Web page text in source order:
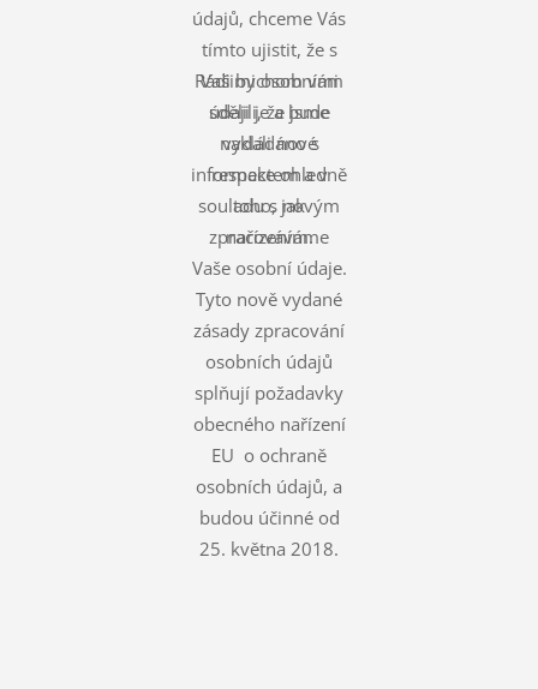
údajů, chceme Vás
tímto ujistit, že s
Vašimi osobními
údaji je a bude
nakládáno s
respektem a v
souladu s novým
nařízením.
Rádi bychom vám
sdělili, že jsme
vydali nové
informace ohledně
toho, jak
zpracováváme
Vaše osobní údaje.
Tyto nově vydané
zásady zpracování
osobních údajů
splňují požadavky
obecného nařízení
EU o ochraně
osobních údajů, a
budou účinné od
25. května 2018.